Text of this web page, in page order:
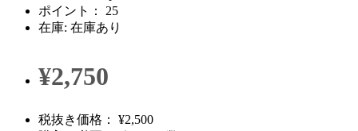
ポイント： 25
在庫: 在庫あり
¥2,750
税抜き価格： ¥2,500